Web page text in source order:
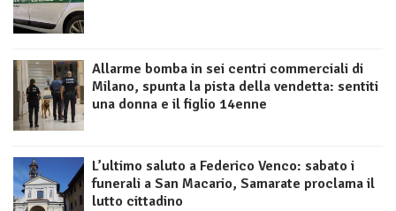
Allarme bomba in sei centri commerciali di
Milano, spunta la pista della vendetta: sentiti
una donna e il figlio 14enne
L’ultimo saluto a Federico Venco: sabato i
funerali a San Macario, Samarate proclama il
lutto cittadino